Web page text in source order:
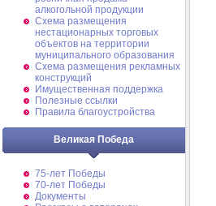
алкогольной продукции
Схема размещения
нестационарных торговых
объектов на территории
муниципального образования
Схема размещения рекламных
конструкций
Имущественная поддержка
Полезные ссылки
Правила благоустройства
Великая Победа
75-лет Победы
70-лет Победы
Документы